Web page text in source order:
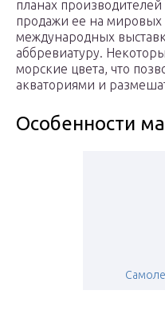
планах производителей
продажи ее на мировых
международных
аббревиатуру.
морские цвета, что
акваториями и
Особенности